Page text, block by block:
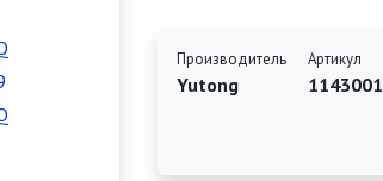
Производитель
Yutong
Артикул